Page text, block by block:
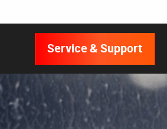
Service & Support